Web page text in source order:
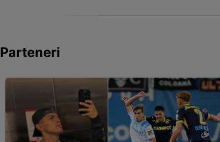
Parteneri